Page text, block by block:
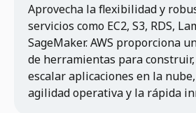
Aprovecha la flexibilidad y
servicios como EC2, S3, RDS,
SageMaker. AWS proporciona
de herramientas para
escalar aplicaciones en la
agilidad operativa y la rápida